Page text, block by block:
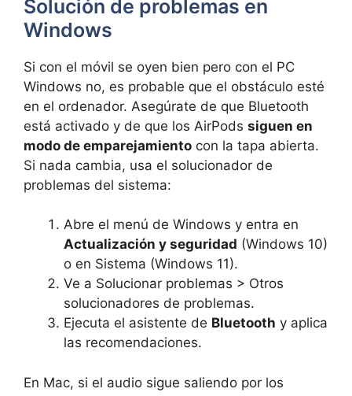
Solución de problemas en
Windows
Si con el móvil se oyen bien pero con el PC
Windows no, es probable que el obstáculo esté
en el ordenador. Asegúrate de que Bluetooth
está activado y de que los AirPods siguen en
modo de emparejamiento con la tapa abierta.
Si nada cambia, usa el solucionador de
problemas del sistema:
Abre el menú de Windows y entra en
Actualización y seguridad (Windows 10)
o en Sistema (Windows 11).
Ve a Solucionar problemas > Otros
solucionadores de problemas.
Ejecuta el asistente de Bluetooth y aplica
las recomendaciones.
En Mac, si el audio sigue saliendo por los